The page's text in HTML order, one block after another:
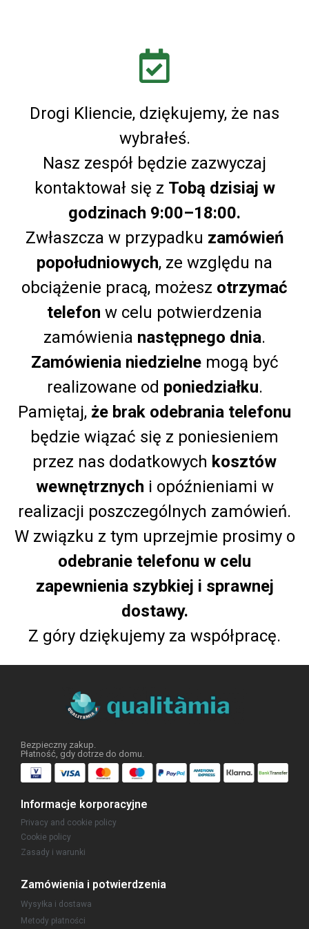
Drogi Kliencie, dziękujemy, że nas
wybrałeś.
Nasz zespół będzie zazwyczaj
kontaktował się z Tobą dzisiaj w
godzinach 9:00–18:00.
Zwłaszcza w przypadku zamówień
popołudniowych, ze względu na
obciążenie pracą, możesz otrzymać
telefon w celu potwierdzenia
zamówienia następnego dnia.
Zamówienia niedzielnemogą być
realizowane od poniedziałku.
Pamiętaj, że brak odebrania telefonu
będzie wiązać się z poniesieniem
przez nas dodatkowych kosztów
wewnętrznych i opóźnieniami w
realizacji poszczególnych zamówień.
W związku z tym uprzejmie prosimy o
odebranie telefonu w celu
zapewnienia szybkiej i sprawnej
dostawy.
Z góry dziękujemy za współpracę.
Bezpieczny zakup.
Płatność, gdy dotrze do domu.
Informacje korporacyjne
Privacy and cookie policy
Cookie policy
Zasady i warunki
Zamówienia i potwierdzenia
Wysyłka i dostawa
Metody płatności